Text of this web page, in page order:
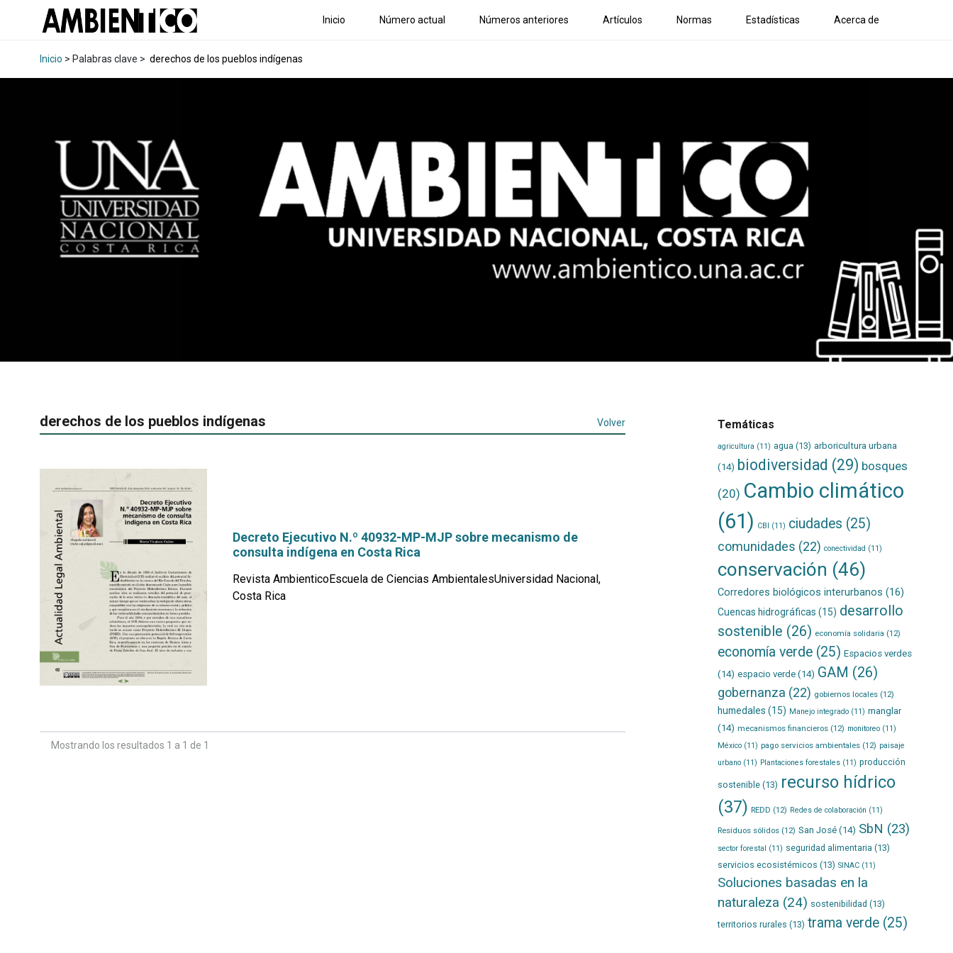
Inicio Número actual Números anteriores Artículos Normas Estadísticas Acerca de
Inicio > Palabras clave > derechos de los pueblos indígenas
derechos de los pueblos indígenas Volver
Decreto Ejecutivo N.º 40932-MP-MJP sobre mecanismo de
consulta indígena en Costa Rica
Revista AmbienticoEscuela de Ciencias AmbientalesUniversidad Nacional,
Costa Rica
Mostrando los resultados 1 a 1 de 1
Temáticas
agricultura (11) agua (13) arboricultura urbana
(14) biodiversidad (29) bosques
(20) Cambio climático
(61) CBI (11) ciudades (25)
comunidades (22) conectividad (11)
conservación (46)
Corredores biológicos interurbanos (16)
Cuencas hidrográficas (15) desarrollo
sostenible (26) economía solidaria (12)
economía verde(25) Espacios verdes
(14) espacio verde(14) GAM (26)
gobernanza (22) gobiernos locales(12)
humedales (15) Manejo integrado(11) manglar
(14) mecanismos financieros(12) monitoreo(11)
México(11) pago servicios ambientales(12) paisaje
urbano(11) Plantaciones forestales(11) producción
sostenible(13) recurso hídrico
(37) REDD (12) Redes de colaboración (11)
Residuos sólidos(12) San José(14) SbN (23)
sector forestal (11) seguridad alimentaria (13)
servicios ecosistémicos (13) SINAC(11)
Soluciones basadas en la
naturaleza (24) sostenibilidad (13)
territorios rurales (13) trama verde(25)